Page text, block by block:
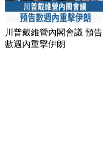
川普戴維營內閣會議 預告
數週內重擊伊朗